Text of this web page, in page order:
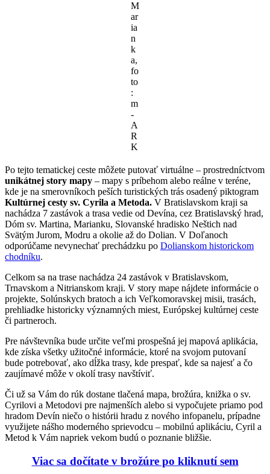
M
ar
ia
n
k
a,
fo
to
:
m
-
A
R
K
Po tejto tematickej ceste môžete putovať virtuálne – prostredníctvom
unikátnej story mapy – mapy s príbehom alebo reálne v teréne,
kde je na smerovníkoch peších turistických trás osadený piktogram
Kultúrnej cesty sv. Cyrila a Metoda. V Bratislavskom kraji sa
nachádza 7 zastávok a trasa vedie od Devína, cez Bratislavský hrad,
Dóm sv. Martina, Marianku, Slovanské hradisko Neštich nad
Svätým Jurom, Modru a okolie až do Dolian. V Doľanoch
odporúčame nevynechať prechádzku po Dolianskom historickom
chodníku.
Celkom sa na trase nachádza 24 zastávok v Bratislavskom,
Trnavskom a Nitrianskom kraji. V story mape nájdete informácie o
projekte, Solúnskych bratoch a ich Veľkomoravskej misii, trasách,
prehliadke historicky významných miest, Európskej kultúrnej ceste
či partneroch.
Pre návštevníka bude určite veľmi prospešná jej mapová aplikácia,
kde získa všetky užitočné informácie, ktoré na svojom putovaní
bude potrebovať, ako dĺžka trasy, kde prespať, kde sa najesť a čo
zaujímavé môže v okolí trasy navštíviť.
Či už sa Vám do rúk dostane tlačená mapa, brožúra, knižka o sv.
Cyrilovi a Metodovi pre najmenších alebo si vypočujete priamo pod
hradom Devín niečo o histórii hradu z nového infopanelu, prípadne
využijete nášho moderného sprievodcu – mobilnú aplikáciu, Cyril a
Metod k Vám napriek vekom budú o poznanie bližšie.
Viac sa dočítate v brožúre po kliknutí sem